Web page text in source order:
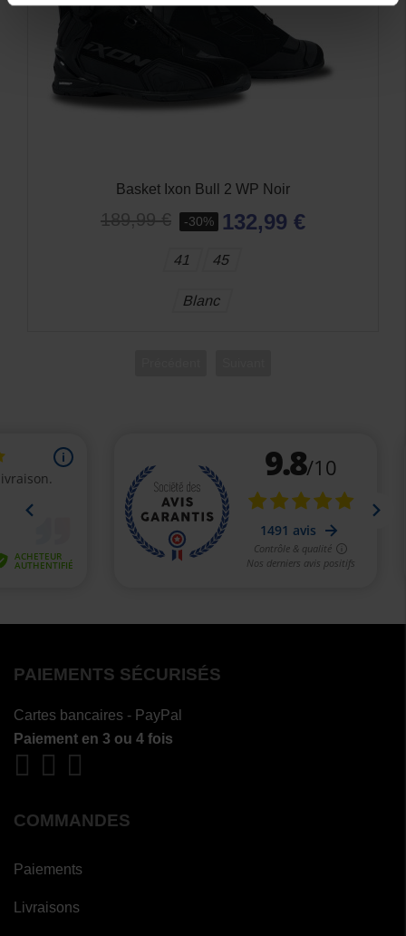
Basket Ixon Bull 2 WP Noir
189,99 € -30% 132,99 €
41 45
Blanc
PAIEMENTS SÉCURISÉS
Cartes bancaires - PayPal
Paiement en 3 ou 4 fois
COMMANDES
Paiements
Livraisons